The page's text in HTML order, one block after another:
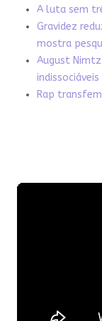
A luta sem
Gravidez
mostra
August
Rap